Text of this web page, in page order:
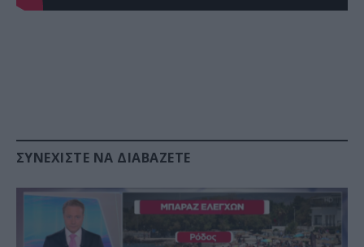
ΣΥΝΕΧΊΣΤΕ ΝΑ ΔΙΑΒΆΖΕΤΕ